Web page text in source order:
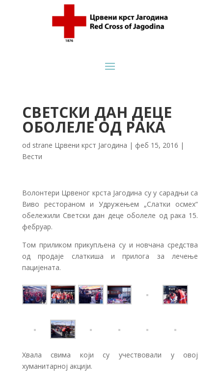
СВЕТСКИ ДАН ДЕЦЕ
ОБОЛЕЛЕ ОД РАКА
od strane Црвени крст Јагодина | феб 15, 2016 |
Вести
Волонтери Црвеног крста Јагодина су у сарадњи са
Виво рестораном и Удружењем „Слатки осмех“
обележили Светски дан деце оболеле од рака 15.
фебруар.
Том приликом прикупљена су и новчана средства
од продаје слаткиша и прилога за лечење
пацијената.
Хвала свима који су учествовали у овој
хуманитарној акцији.